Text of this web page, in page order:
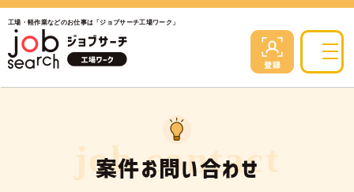
工場・軽作業などのお仕事は「ジョブサーチ工場ワーク」
案件お問い合わせ
job contact